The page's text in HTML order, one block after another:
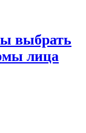
выбрать
лица